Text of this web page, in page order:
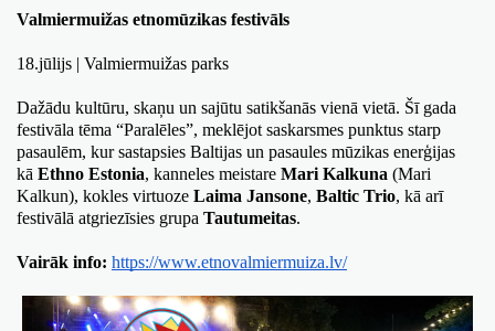
Valmiermuižas etnomūzikas festivāls
18.jūlijs | Valmiermuižas parks
Dažādu kultūru, skaņu un sajūtu satikšanās vienā vietā. Šī gada
festivāla tēma “Paralēles”, meklējot saskarsmes punktus starp
pasaulēm, kur sastapsies Baltijas un pasaules mūzikas enerģijas
kā Ethno Estonia, kanneles meistare Mari Kalkuna (Mari
Kalkun), kokles virtuoze Laima Jansone, Baltic Trio, kā arī
festivālā atgriezīsies grupa Tautumeitas.
Vairāk info: https://www.etnovalmiermuiza.lv/